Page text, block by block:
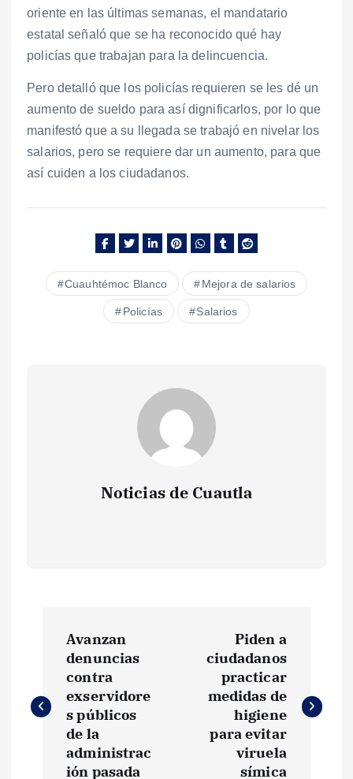
oriente en las últimas semanas, el mandatario
estatal señaló que se ha reconocido qué hay
policías que trabajan para la delincuencia.
Pero detalló que los policías requieren se les dé un
aumento de sueldo para así dignificarlos, por lo que
manifestó que a su llegada se trabajó en nivelar los
salarios, pero se requiere dar un aumento, para que
así cuiden a los ciudadanos.
Cuauhtémoc Blanco Mejora de salarios
Policías Salarios
Noticias de Cuautla
v
Avanzan
denuncias
contra
exservidore
s públicos
de la
administrac
ión pasada
Piden a
ciudadanos
practicar
medidas de
higiene
para evitar
viruela
símica